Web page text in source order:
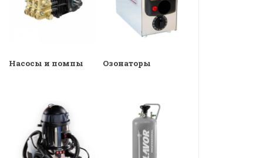
Насосы и помпы Озонаторы